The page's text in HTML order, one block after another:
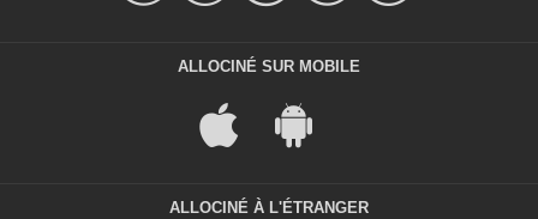
ALLOCINÉ SUR MOBILE
ALLOCINÉ À L'ÉTRANGER